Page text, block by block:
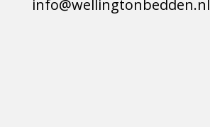
info@wellingtonbedden.nl